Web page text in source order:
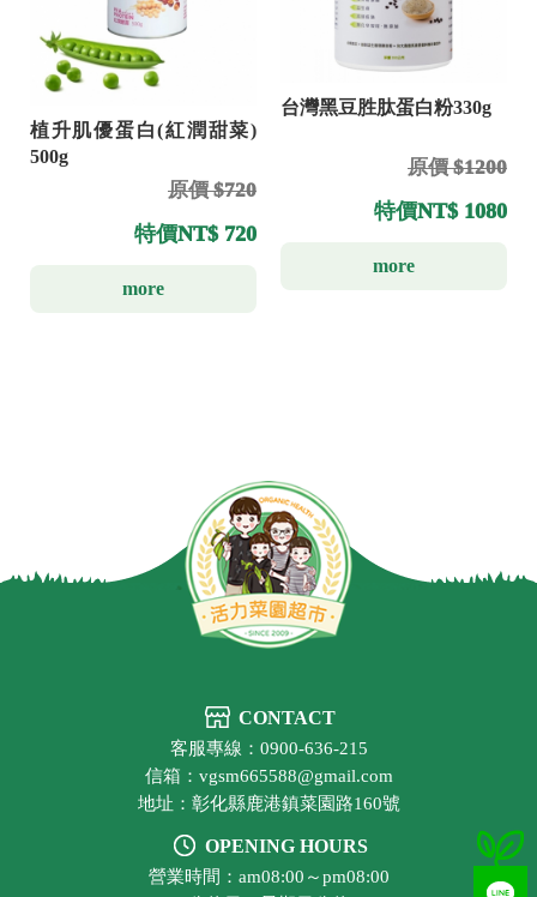
植升肌優蛋白(紅潤甜菜)
500g
原價 $720
特價NT$ 720
more
台灣黑豆胜肽蛋白粉330g
原價 $1200
特價NT$ 1080
more
CONTACT
客服專線：0900-636-215
信箱：vgsm665588@gmail.com
地址：彰化縣鹿港鎮菜園路160號
OPENING HOURS
營業時間：am08:00～pm08:00